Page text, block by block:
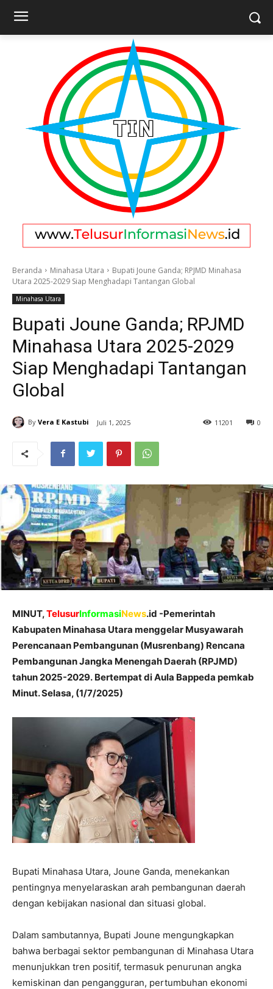
Beranda Minahasa Utara
Bupati Joune Ganda; RPJMD Minahasa
Utara 2025-2029 Siap Menghadapi Tantangan Global
Minahasa Utara
Bupati Joune Ganda; RPJMD
Minahasa Utara 2025-2029
Siap Menghadapi Tantangan
Global
By Vera E Kastubi Juli 1, 2025 0
11201
MINUT,TelusurInformasiNews.id -Pemerintah
Kabupaten Minahasa Utara menggelar Musyawarah
Perencanaan Pembangunan (Musrenbang) Rencana
Pembangunan Jangka Menengah Daerah (RPJMD)
tahun 2025-2029. Bertempat di Aula Bappeda pemkab
Minut. Selasa, (1/7/2025)
Bupati Minahasa Utara, Joune Ganda, menekankan
pentingnya menyelaraskan arah pembangunan daerah
dengan kebijakan nasional dan situasi global.
Dalam sambutannya, Bupati Joune mengungkapkan
bahwa berbagai sektor pembangunan di Minahasa Utara
menunjukkan tren positif, termasuk penurunan angka
kemiskinan dan pengangguran, pertumbuhan ekonomi